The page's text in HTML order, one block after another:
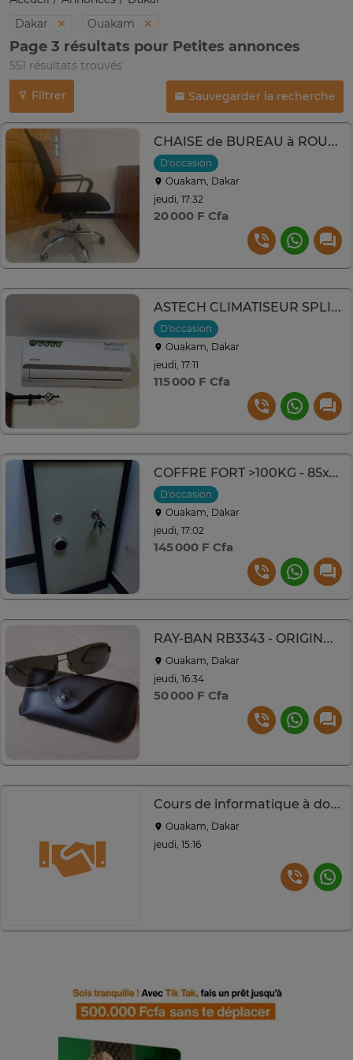
Dakar
Ouakam
Page 3 résultats pour Petites annonces
551 résultats trouvés
Filtrer Sauvegarder la recherche
CHAISE de BUREAU à ROULETTES PIVOTANTE et INCLINABLE
D'occasion
Ouakam, Dakar
jeudi, 17:32
20 000 F Cfa
ASTECH CLIMATISEUR SPLIT 1.25CV
D'occasion
Ouakam, Dakar
jeudi, 17:11
115 000 F Cfa
COFFRE FORT >100KG - 85x47x43 CM
D'occasion
Ouakam, Dakar
jeudi, 17:02
145 000 F Cfa
RAY-BAN RB3343 - ORIGINAL / VERRES POLARISÉS
Ouakam, Dakar
jeudi, 16:34
50 000 F Cfa
Cours de informatique à domicile et en ligne
Ouakam, Dakar
jeudi, 15:16